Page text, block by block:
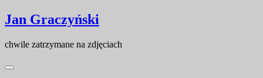
Skip
to
Skip
to
Jan Graczyński
chwile zatrzymane na zdjęciach